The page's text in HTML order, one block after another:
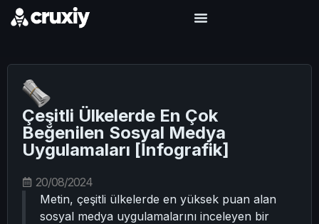
Çeşitli Ülkelerde En Çok
Beğenilen Sosyal Medya
Uygulamaları [İnfografik]
20/08/2024
Metin, çeşitli ülkelerde en yüksek puan alan
sosyal medya uygulamalarını inceleyen bir